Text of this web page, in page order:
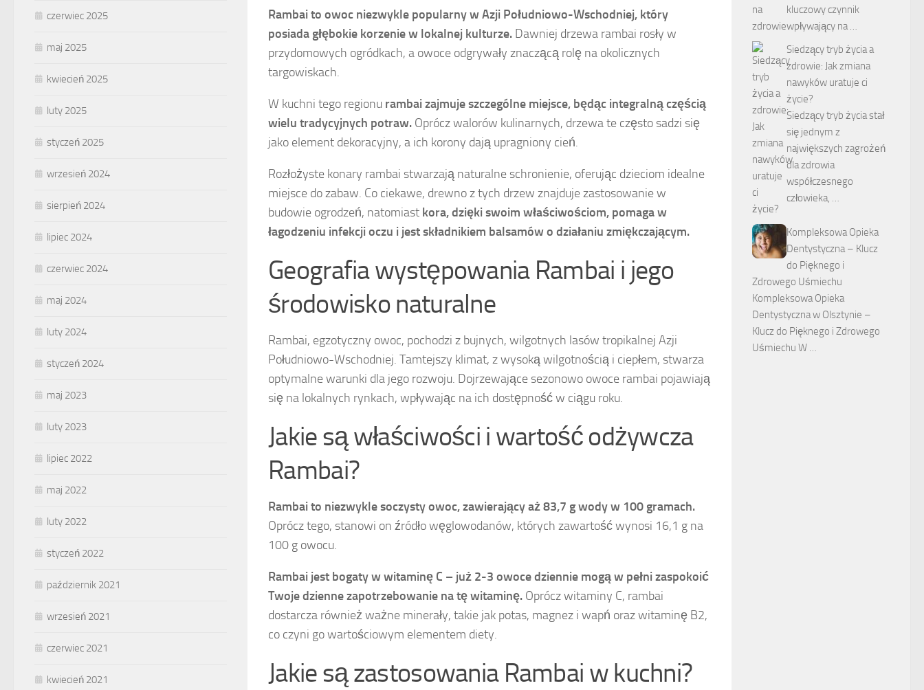
Rambai to owoc niezwykle popularny w Azji Południowo-Wschodniej, który
posiada głębokie korzenie w lokalnej kulturze. Dawniej drzewa rambai rosły w
przydomowych ogródkach, a owoce odgrywały znaczącą rolę na okolicznych
targowiskach.
W kuchni tego regionu rambai zajmuje szczególne miejsce, będąc integralną częścią
wielu tradycyjnych potraw. Oprócz walorów kulinarnych, drzewa te często sadzi się
jako element dekoracyjny, a ich korony dają upragniony cień.
Rozłożyste konary rambai stwarzają naturalne schronienie, oferując dzieciom idealne
miejsce do zabaw. Co ciekawe, drewno z tych drzew znajduje zastosowanie w
budowie ogrodzeń, natomiast kora, dzięki swoim właściwościom, pomaga w
łagodzeniu infekcji oczu i jest składnikiem balsamów o działaniu zmiękczającym.
Geografia występowania Rambai i jego
środowisko naturalne
Rambai, egzotyczny owoc, pochodzi z bujnych, wilgotnych lasów tropikalnej Azji
Południowo-Wschodniej. Tamtejszy klimat, z wysoką wilgotnością i ciepłem, stwarza
optymalne warunki dla jego rozwoju. Dojrzewające sezonowo owoce rambai pojawiają
się na lokalnych rynkach, wpływając na ich dostępność w ciągu roku.
Jakie są właściwości i wartość odżywcza
Rambai?
Rambai to niezwykle soczysty owoc, zawierający aż 83,7 g wody w 100 gramach.
Oprócz tego, stanowi on źródło węglowodanów, których zawartość wynosi 16,1 g na
100 g owocu.
Rambai jest bogaty w witaminę C – już 2-3 owoce dziennie mogą w pełni zaspokoić
Twoje dzienne zapotrzebowanie na tę witaminę. Oprócz witaminy C, rambai
dostarcza również ważne minerały, takie jak potas, magnez i wapń oraz witaminę B2,
co czyni go wartościowym elementem diety.
Jakie są zastosowania Rambai w kuchni?
czerwiec 2025
maj 2025
kwiecień 2025
luty 2025
styczeń 2025
wrzesień 2024
sierpień 2024
lipiec 2024
czerwiec 2024
maj 2024
luty 2024
styczeń 2024
maj 2023
luty 2023
lipiec 2022
maj 2022
luty 2022
styczeń 2022
październik 2021
wrzesień 2021
czerwiec 2021
kwiecień 2021
kluczowy czynnik
wpływający na …
Siedzący tryb życia a
zdrowie: Jak zmiana
nawyków uratuje ci
życie?
Siedzący tryb życia stał
się jednym z
największych zagrożeń
dla zdrowia
współczesnego
człowieka, …
Kompleksowa Opieka
Dentystyczna – Klucz
do Pięknego i
Zdrowego Uśmiechu
Kompleksowa Opieka
Dentystyczna w Olsztynie –
Klucz do Pięknego i Zdrowego
Uśmiechu W …